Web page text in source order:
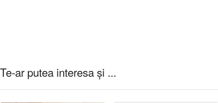
Te-ar putea interesa și ...